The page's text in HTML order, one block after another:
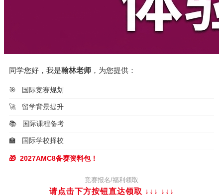
同学您好，我是翰林老师 ，为您提供：
🎯 国际竞赛规划
🚀 留学背景提升
📚 国际课程备考
🏫 国际学校择校
🎁 2027AMC8备赛资料包！
竞赛报名/福利领取
请点击下方按钮直达领取 ↓↓↓ ↓↓↓